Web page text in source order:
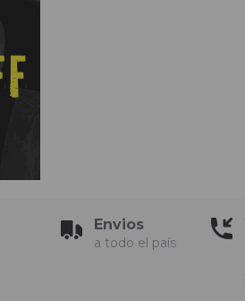
Envios
a todo el país